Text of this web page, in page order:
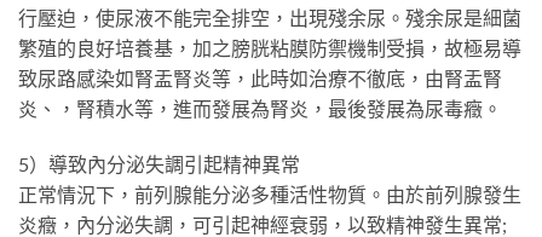
行壓迫，使尿液不能完全排空，出現殘余尿。殘余尿是細菌
繁殖的良好培養基，加之膀胱粘膜防禦機制受損，故極易導
致尿路感染如腎盂腎炎等，此時如治療不徹底，由腎盂腎
炎、，腎積水等，進而發展為腎炎，最後發展為尿毒癥。
5）導致內分泌失調引起精神異常
正常情況下，前列腺能分泌多種活性物質。由於前列腺發生
炎癥，內分泌失調，可引起神經衰弱，以致精神發生異常;